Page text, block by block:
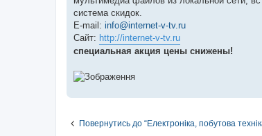
м
л
е
н
я
система скидок.
E-mail: info@internet-v-tv.ru
Сайт: http://internet-v-tv.ru
специальная акция цены снижены!
Повернутись до “Електроніка, побутова